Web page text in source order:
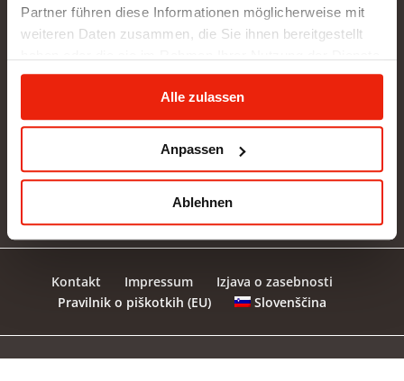
Partner führen diese Informationen möglicherweise mit
weiteren Daten zusammen, die Sie ihnen bereitgestellt
gesammelt haben.
Alle zulassen
Anpassen
Ablehnen
Anfrage senden
Pinterest
Amazon
Instagram
Facebook
Willhaben Ebay
Kontakt Impressum
Izjava o zasebnosti
Pravilnik o piškotkih (EU)
Slovenščina